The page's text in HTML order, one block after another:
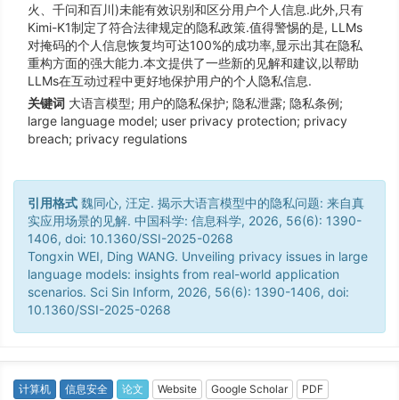
火、千问和百川)未能有效识别和区分用户个人信息.此外,只有
Kimi-K1制定了符合法律规定的隐私政策.值得警惕的是, LLMs
对掩码的个人信息恢复均可达100%的成功率,显示出其在隐私
重构方面的强大能力.本文提供了一些新的见解和建议,以帮助
LLMs在互动过程中更好地保护用户的个人隐私信息.
关键词 大语言模型; 用户的隐私保护; 隐私泄露; 隐私条例;
large language model; user privacy protection; privacy
breach; privacy regulations
引用格式 魏同心, 汪定. 揭示大语言模型中的隐私问题: 来自真
实应用场景的见解. 中国科学: 信息科学, 2026, 56(6): 1390-
1406, doi: 10.1360/SSI-2025-0268
Tongxin WEI, Ding WANG. Unveiling privacy issues in large
language models: insights from real-world application
scenarios. Sci Sin Inform, 2026, 56(6): 1390-1406, doi:
10.1360/SSI-2025-0268
计算机 信息安全 论文 Website Google Scholar PDF